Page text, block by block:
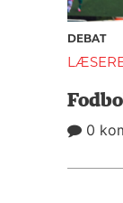
DEBAT
0